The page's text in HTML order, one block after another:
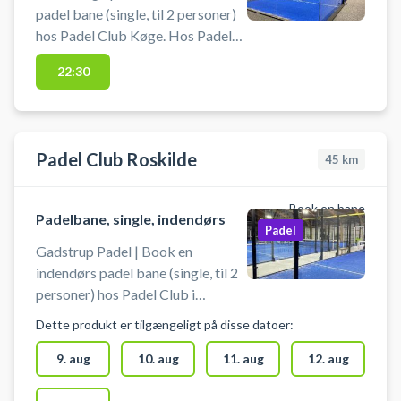
padel bane (single, til 2 personer)
hos Padel Club Køge. Hos Padel
Club Køge er lånebats altid
inkluderet i banelejen og bolde
22:30
Padel Club Roskilde 45 km
Book en bane
Padelbane, single, indendørs
Gadstrup Padel | Book en
indendørs padel bane (single, til 2
personer) hos Padel Club i
padel indendørs på en singlebane
hos Padel Club i Gadstrup.
Lånebats er altid inkluderet i
Padel
Dette produkt er tilgængeligt på disse datoer:
9. aug 10. aug 11. aug 12. aug